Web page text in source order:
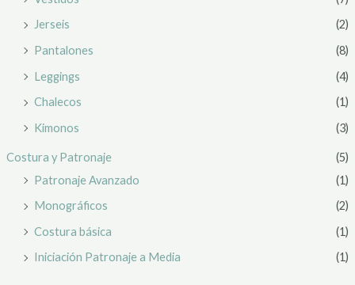
Jerseis
(2)
Pantalones
(8)
Leggings
(4)
Chalecos
(1)
Kimonos
(3)
Costura y Patronaje
(5)
Patronaje Avanzado
(1)
Monográficos
(2)
Costura básica
(1)
Iniciación Patronaje a Media
(1)